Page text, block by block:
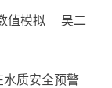
值模拟 吴二
水质安全预警